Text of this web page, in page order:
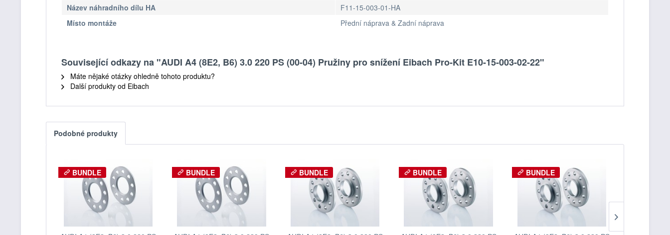
Název náhradního dílu HA
F11-15-003-01-HA
Místo montáže
Přední náprava & Zadní náprava
Související odkazy na "AUDI A4 (8E2, B6) 3.0 220 PS (00-04) Pružiny pro snížení Eibach Pro-Kit E10-15-003-02-22"
Máte nějaké otázky ohledně tohoto produktu?
Další produkty od Eibach
Podobné produkty
BUNDLE BUNDLE BUNDLE BUNDLE BUNDLE